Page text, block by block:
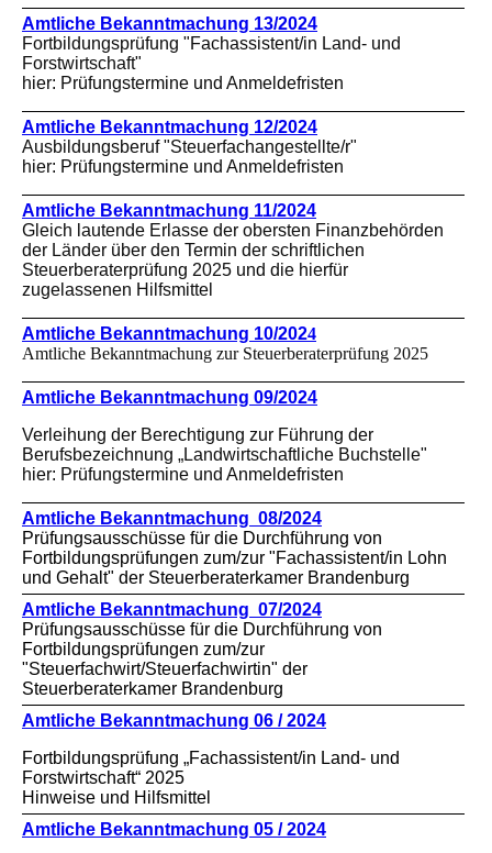
Amtliche Bekanntmachung 13/2024
Fortbildungsprüfung "Fachassistent/in Land- und
Forstwirtschaft"
hier: Prüfungstermine und Anmeldefristen
Amtliche Bekanntmachung 12/2024
Ausbildungsberuf "Steuerfachangestellte/r"
hier: Prüfungstermine und Anmeldefristen
Amtliche Bekanntmachung 11/2024
Gleich lautende Erlasse der obersten Finanzbehörden
der Länder über den Termin der schriftlichen
Steuerberaterprüfung 2025 und die hierfür
zugelassenen Hilfsmittel
Amtliche Bekanntmachung 10/2024
Amtliche Bekanntmachung zur Steuerberaterprüfung 2025
Amtliche Bekanntmachung 09/2024
Verleihung der Berechtigung zur Führung der
Berufsbezeichnung „Landwirtschaftliche Buchstelle"
hier: Prüfungstermine und Anmeldefristen
Amtliche Bekanntmachung 08/2024
Prüfungsausschüsse für die Durchführung von
Fortbildungsprüfungen zum/zur "Fachassistent/in Lohn
und Gehalt" der Steuerberaterkamer Brandenburg
Amtliche Bekanntmachung 07/2024
Prüfungsausschüsse für die Durchführung von
Fortbildungsprüfungen zum/zur
"Steuerfachwirt/Steuerfachwirtin" der
Steuerberaterkamer Brandenburg
Amtliche Bekanntmachung 06 / 2024
Fortbildungsprüfung „Fachassistent/in Land- und
Forstwirtschaft“ 2025
Hinweise und Hilfsmittel
Amtliche Bekanntmachung 05 / 2024